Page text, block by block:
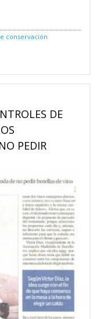
conservación
Cavas y Champagnes
DE
PEDIR